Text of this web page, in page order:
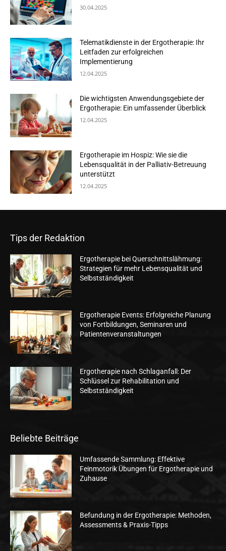
30.04.2025
Telematikdienste in der Ergotherapie: Ihr
Leitfaden zur erfolgreichen
Implementierung
12.04.2025
Die wichtigsten Anwendungsgebiete der
Ergotherapie: Ein umfassender Überblick
12.04.2025
Ergotherapie im Hospiz: Wie sie die
Lebensqualität in der Palliativ-Betreuung
unterstützt
12.04.2025
Tips der Redaktion
Ergotherapie bei Querschnittslähmung:
Strategien für mehr Lebensqualität und
Selbstständigkeit
Ergotherapie Events: Erfolgreiche Planung
von Fortbildungen, Seminaren und
Patientenveranstaltungen
Ergotherapie nach Schlaganfall: Der
Schlüssel zur Rehabilitation und
Selbstständigkeit
Beliebte Beiträge
Umfassende Sammlung: Effektive
Feinmotorik Übungen für Ergotherapie und
Zuhause
Befundung in der Ergotherapie: Methoden,
Assessments & Praxis-Tipps